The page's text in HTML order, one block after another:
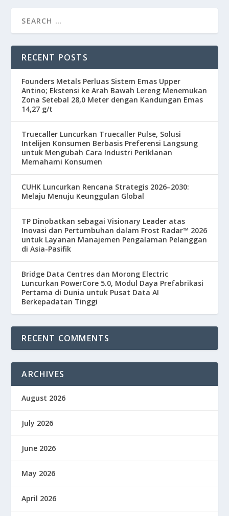
RECENT POSTS
Founders Metals Perluas Sistem Emas Upper
Antino; Ekstensi ke Arah Bawah Lereng Menemukan
Zona Setebal 28,0 Meter dengan Kandungan Emas
14,27 g/t
Truecaller Luncurkan Truecaller Pulse, Solusi
Intelijen Konsumen Berbasis Preferensi Langsung
untuk Mengubah Cara Industri Periklanan
Memahami Konsumen
CUHK Luncurkan Rencana Strategis 2026–2030:
Melaju Menuju Keunggulan Global
TP Dinobatkan sebagai Visionary Leader atas
Inovasi dan Pertumbuhan dalam Frost Radar™ 2026
untuk Layanan Manajemen Pengalaman Pelanggan
di Asia-Pasifik
Bridge Data Centres dan Morong Electric
Luncurkan PowerCore 5.0, Modul Daya Prefabrikasi
Pertama di Dunia untuk Pusat Data AI
Berkepadatan Tinggi
RECENT COMMENTS
ARCHIVES
August 2026
July 2026
June 2026
May 2026
April 2026